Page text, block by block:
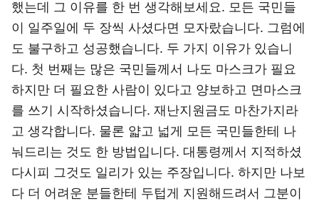
했는데 그 이유를 한 번 생각해보세요. 모든 국민들
이 일주일에 두 장씩 사셨다면 모자랐습니다. 그럼에
도 불구하고 성공했습니다. 두 가지 이유가 있습니
다. 첫 번째는 많은 국민들께서 나도 마스크가 필요
하지만 더 필요한 사람이 있다고 양보하고 면마스크
를 쓰기 시작하셨습니다. 재난지원금도 마찬가지라
고 생각합니다. 물론 얇고 넓게 모든 국민들한테 나
눠드리는 것도 한 방법입니다. 대통령께서 지적하셨
다시피 그것도 일리가 있는 주장입니다. 하지만 나보
다 더 어려운 분들한테 두텁게 지원해드려서 그분이